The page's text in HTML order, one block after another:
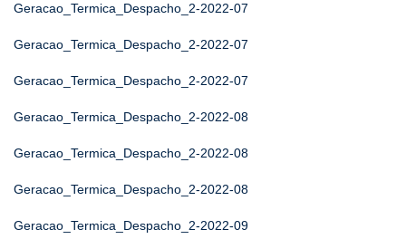
Geracao_Termica_Despacho_2-2022-07
Geracao_Termica_Despacho_2-2022-07
Geracao_Termica_Despacho_2-2022-07
Geracao_Termica_Despacho_2-2022-08
Geracao_Termica_Despacho_2-2022-08
Geracao_Termica_Despacho_2-2022-08
Geracao_Termica_Despacho_2-2022-09